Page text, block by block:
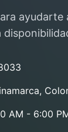
,
AM - 6:00